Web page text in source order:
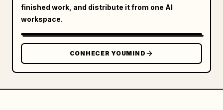
finished work, and distribute it from one AI
workspace.
CONHECER YOUMIND